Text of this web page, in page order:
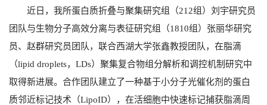
近日，我所蛋白质折叠与聚集研究组（212组）刘宇研究员
团队与生物分子高效分离与表征研究组（1810组 ）张丽华研究
员、赵群研究员团队，联合西湖大学张鑫教授团队，在脂滴
（lipid droplets， LDs）聚集复合物组分解析和调控机制研究中
取得新进展。合作团队建立了一种基于小分子光催化剂的蛋白
质邻近标记技术（LipoID），在活细胞中快速标记捕获脂滴周